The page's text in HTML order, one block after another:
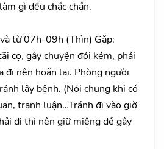
gì đều chắc chắn.
từ 07h-09h (Thìn) Gặp:
cọ, gây chuyện đói kém, phải
đi nên hoãn lại. Phòng người
lây bệnh. (Nói chung khi có
tranh luận…Tránh đi vào giờ
đi thì nên giữ miệng dễ gây